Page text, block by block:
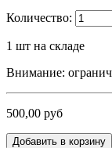
Количество:
1 шт на складе
Внимание:
500,00 руб
Добавить в корзину